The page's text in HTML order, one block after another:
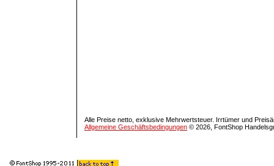
Alle Preise netto, exklusive Mehrwertsteuer. Irrtümer und
Allgemeine Geschäftsbedingungen © 2026, FontShop